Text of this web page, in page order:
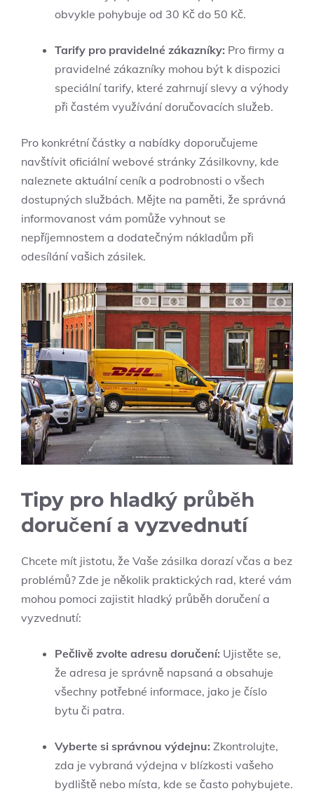
obvykle pohybuje od 30 Kč do 50 Kč.
Tarify pro pravidelné zákazníky: Pro firmy a
pravidelné zákazníky mohou být k dispozici
speciální tarify, které zahrnují slevy a výhody
při častém využívání doručovacích služeb.
Pro konkrétní částky a nabídky doporučujeme
navštívit oficiální webové stránky Zásilkovny, kde
naleznete aktuální ceník a podrobnosti o všech
dostupných službách. Mějte na paměti, že správná
informovanost vám pomůže vyhnout se
nepříjemnostem a dodatečným nákladům při
odesílání vašich zásilek.
Tipy pro hladký průběh
doručení a vyzvednutí
Chcete mít jistotu, že Vaše zásilka dorazí včas a bez
problémů? Zde je několik praktických rad, které vám
mohou pomoci zajistit hladký průběh doručení a
vyzvednutí:
Pečlivě zvolte adresu doručení: Ujistěte se,
že adresa je správně napsaná a obsahuje
všechny potřebné informace, jako je číslo
bytu či patra.
Vyberte si správnou výdejnu: Zkontrolujte,
zda je vybraná výdejna v blízkosti vašeho
bydliště nebo místa, kde se často pohybujete.